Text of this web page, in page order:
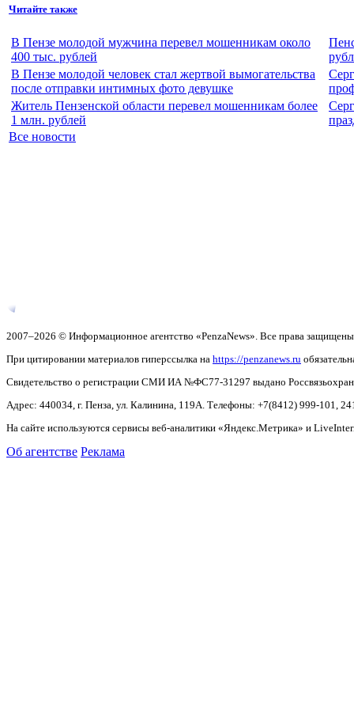
Читайте также
В Пензе молодой мужчина перевел мошенникам около
400 тыс. рублей
В Пензе молодой человек стал жертвой вымогательства
после отправки интимных фото девушке
Житель Пензенской области перевел мошенникам более
1 млн. рублей
Все новости
2007–2026 © Информационное агентство «PenzaNews». Все права
При цитировании материалов гиперссылка на https://penzanews.ru
Свидетельство о регистрации СМИ ИА №ФС77-31297 выдано
Адрес: 440034, г. Пенза, ул. Калинина, 119А. Телефоны: +7(8412) 999-101,
На сайте используются сервисы веб-аналитики «Яндекс.Метрика» и
Об агентстве Реклама